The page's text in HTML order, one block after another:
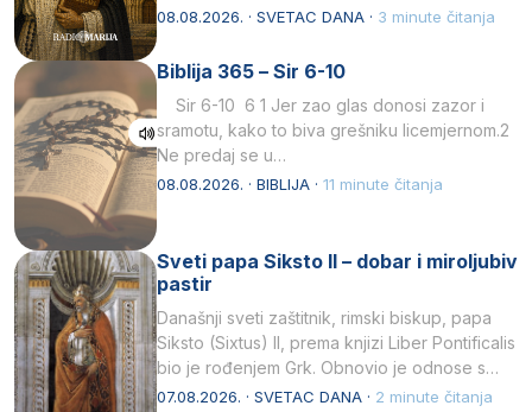
Svojim životom, dubokom ljubavlju prema
08.08.2026. · SVETAC DANA · 3 minute čitanja
Biblija 365 – Sir 6-10
Sir 6-10 6 1 Jer zao glas donosi zazor i
sramotu, kako to biva grešniku licemjernom.2
Ne predaj se u…
08.08.2026. · BIBLIJA · 11 minute čitanja
Sveti papa Siksto II – dobar i miroljubiv
pastir
Današnji sveti zaštitnik, rimski biskup, papa
Siksto (Sixtus) II, prema knjizi Liber Pontificalis
bio je rođenjem Grk. Obnovio je odnose s
afričkim…
07.08.2026. · SVETAC DANA · 2 minute čitanja